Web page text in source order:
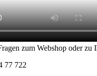
zum Webshop oder zu
77 722